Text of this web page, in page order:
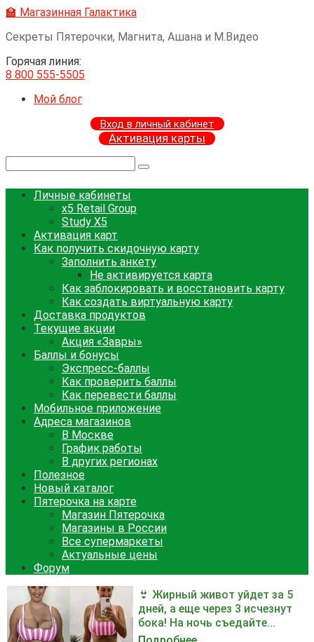
Перейти
контенту
🏫 Магазинная Галактика
Секреты Пятерочки, Магнита, Ашана и М.Видео
Горячая линия:
8 800 555-5505
Мой блог
Вход в личный кабинет
Активация карты
Личные кабинеты
x5 Retail Group
Study X5
Активация карт
Как получить скидочную карту
Заполнить анкету
Не активируется карта
Как заблокировать и восстановить карту
Как создать виртуальную карту
Доставка продуктов
Текущие акции
Акция «Завры»
Баллы и бонусы
Экспресс-баллы
Как проверить баллы
Как перевести баллы
Мобильное приложение
Адреса магазинов
В Москве
График работы
В других регионах
Полезное
Новый каталог
Пятерочка на карте
Магазин Пятерочка
Магазины в России
Все супермаркеты
Актуальные цены
Форум
👙 Жирный живот уйдет за 5
дней, а еще через 3 исчезнут
бока! На ночь съедайте...